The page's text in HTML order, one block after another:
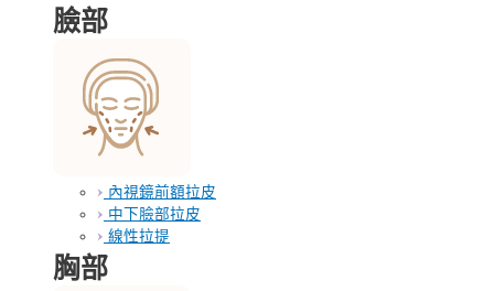
臉部
內視鏡前額拉皮
中下臉部拉皮
線性拉提
胸部